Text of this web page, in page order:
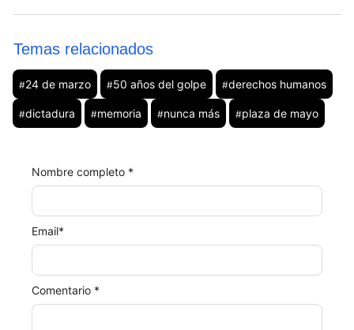
Temas relacionados
#24 de marzo #50 años del golpe #derechos humanos
#dictadura #memoria #nunca más #plaza de mayo
Comentario *
Nombre completo *
Email*